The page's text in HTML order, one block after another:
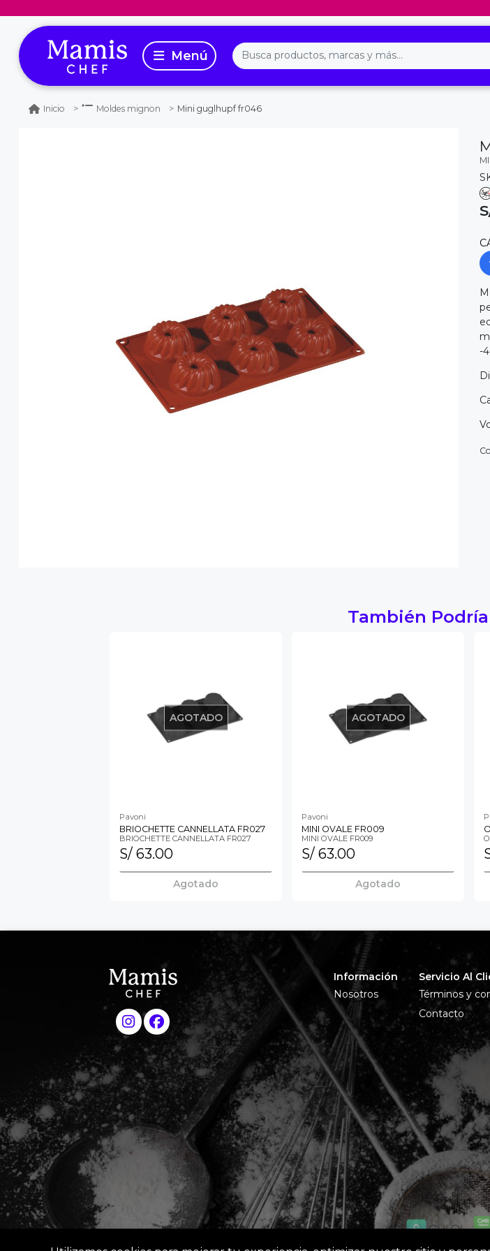
Inicio Moldes mignon Mini guglhupf fr046
-
También
AGOTADO
Pavoni
BRIOCHETTE CANNELLATA FR027
BRIOCHETTE CANNELLATA FR027
S/ 63.00
Agotado
AGOTADO
Pavoni
MINI OVALE FR009
MINI OVALE FR009
S/ 63.00
Agotado
Información
Nosotros
Servicio Al
Términos y
Contacto